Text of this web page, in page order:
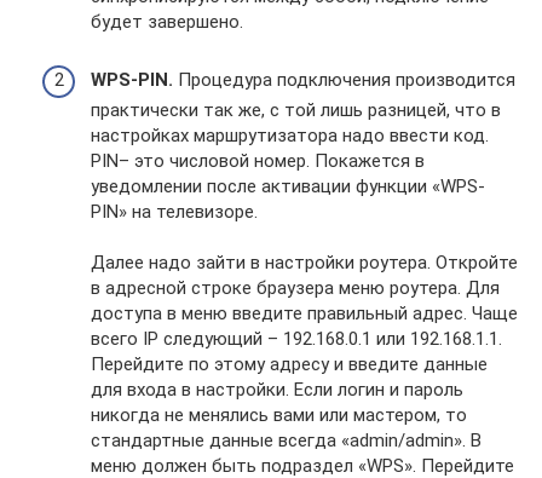
будет завершено.
WPS-PIN. Процедура подключения производится
практически так же, с той лишь разницей, что в
настройках маршрутизатора надо ввести код.
PIN– это числовой номер. Покажется в
уведомлении после активации функции «WPS-
PIN» на телевизоре.
Далее надо зайти в настройки роутера. Откройте
в адресной строке браузера меню роутера. Для
доступа в меню введите правильный адрес. Чаще
всего IP следующий – 192.168.0.1 или 192.168.1.1.
Перейдите по этому адресу и введите данные
для входа в настройки. Если логин и пароль
никогда не менялись вами или мастером, то
стандартные данные всегда «admin/admin». В
меню должен быть подраздел «WPS». Перейдите